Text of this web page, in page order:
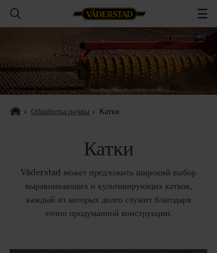
Обработка почвы Катки
Катки
Väderstad может предложить широкий выбор
выравнивающих и культивирующих катков,
каждый из которых долго служит благодаря
точно продуманной конструкции.